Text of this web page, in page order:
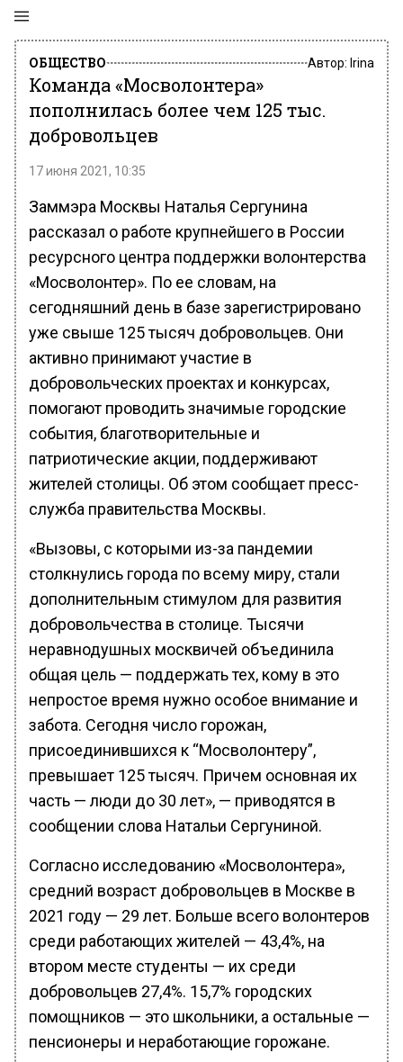
ОБЩЕСТВО Автор: Irina
Команда «Мосволонтера»
пополнилась более чем 125 тыс.
добровольцев
17 июня 2021, 10:35
Заммэра Москвы Наталья Сергунина
рассказал о работе крупнейшего в России
ресурсного центра поддержки волонтерства
«Мосволонтер». По ее словам, на
сегодняшний день в базе зарегистрировано
уже свыше 125 тысяч добровольцев. Они
активно принимают участие в
добровольческих проектах и конкурсах,
помогают проводить значимые городские
события, благотворительные и
патриотические акции, поддерживают
жителей столицы. Об этом сообщает пресс-
служба правительства Москвы.
«Вызовы, с которыми из-за пандемии
столкнулись города по всему миру, стали
дополнительным стимулом для развития
добровольчества в столице. Тысячи
неравнодушных москвичей объединила
общая цель — поддержать тех, кому в это
непростое время нужно особое внимание и
забота. Сегодня число горожан,
присоединившихся к “Мосволонтеру”,
превышает 125 тысяч. Причем основная их
часть — люди до 30 лет», — приводятся в
сообщении слова Натальи Сергуниной.
Согласно исследованию «Мосволонтера»,
средний возраст добровольцев в Москве в
2021 году — 29 лет. Больше всего волонтеров
среди работающих жителей — 43,4%, на
втором месте студенты — их среди
добровольцев 27,4%. 15,7% городских
помощников — это школьники, а остальные —
пенсионеры и неработающие горожане.